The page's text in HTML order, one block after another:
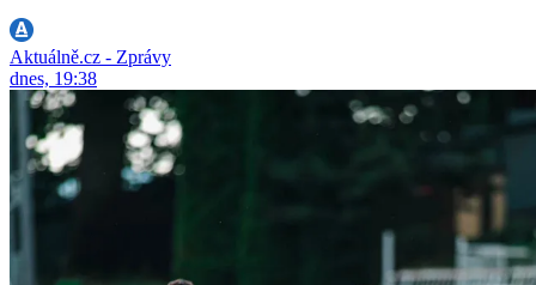
Aktuálně.cz - Zprávy
dnes, 19:38